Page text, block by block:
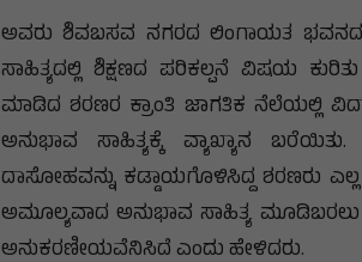
ಅವರು ಶಿವಬಸವ ನಗರದ ಲಿಂಗಾಯತ
ಸಾಹಿತ್ಯದಲ್ಲಿ ಶಿಕ್ಷಣದ ಪರಿಕಲ್ಪನೆ ವಿಷಯ
ಮಾಡಿದ ಶರಣರ ಕ್ರಾಂತಿ ಜಾಗತಿಕ ನೆಲೆಯಲ್ಲಿ
ಅನುಭಾವ ಸಾಹಿತ್ಯಕ್ಕೆ ವ್ಯಾಖ್ಯಾನ
ದಾಸೋಹವನ್ನು ಕಡ್ಡಾಯಗೊಳಿಸಿದ್ದ ಶರಣರು
ಅಮೂಲ್ಯವಾದ ಅನುಭಾವ ಸಾಹಿತ್ಯ
ಅನುಕರಣೀಯವೆನಿಸಿದೆ ಎಂದು ಹೇಳಿದರು.